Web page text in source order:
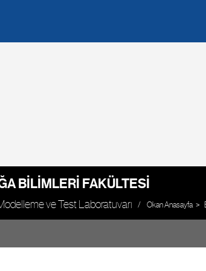
BILIMLERI FAKÜLTESI
ve Test Laboratuvarı Okan Anasayfa